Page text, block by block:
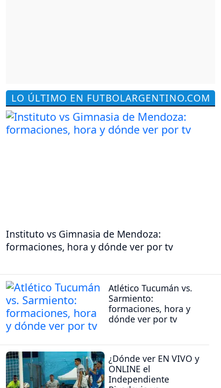
LO ÚLTIMO EN FUTBOLARGENTINO.COM
Instituto vs Gimnasia de Mendoza:
formaciones, hora y dónde ver por tv
Atlético Tucumán vs.
Sarmiento:
formaciones, hora y
dónde ver por tv
¿Dónde ver EN VIVO y
ONLINE el
Independiente